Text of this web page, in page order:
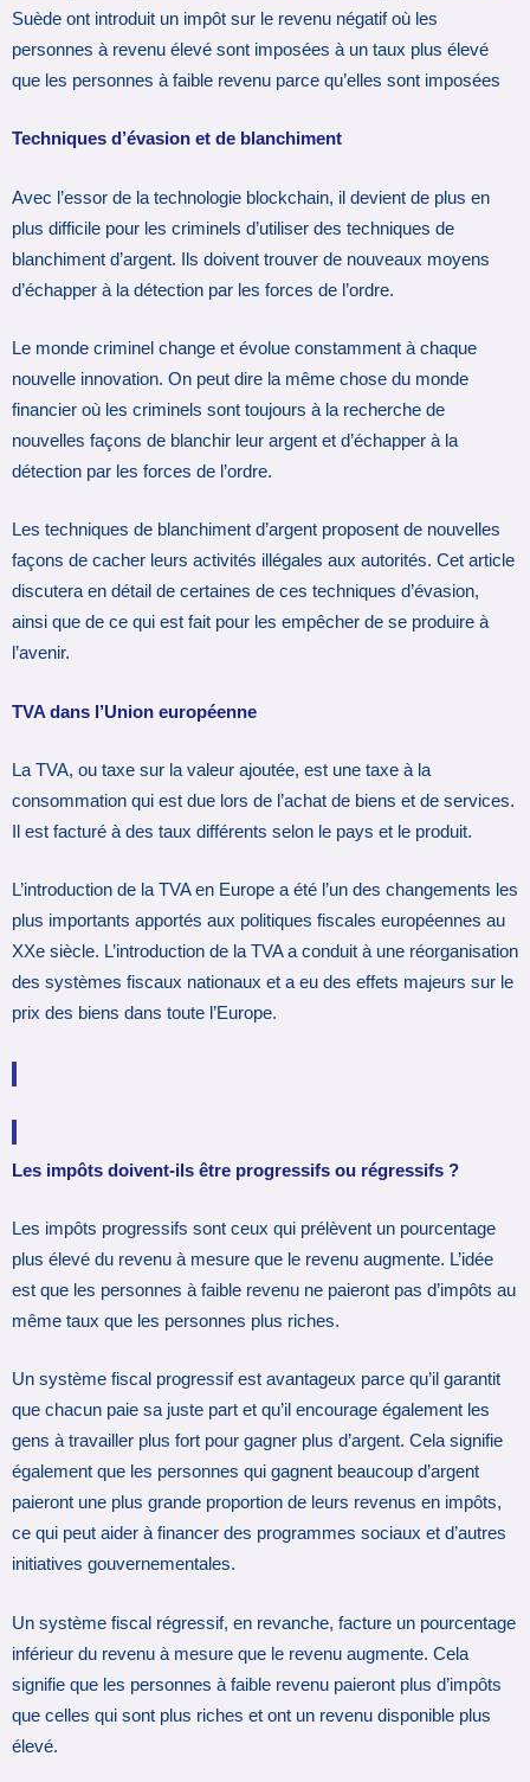
Suède ont introduit un impôt sur le revenu négatif où les
personnes à revenu élevé sont imposées à un taux plus élevé
que les personnes à faible revenu parce qu’elles sont imposées
Techniques d’évasion et de blanchiment
Avec l’essor de la technologie blockchain, il devient de plus en
plus difficile pour les criminels d’utiliser des techniques de
blanchiment d’argent. Ils doivent trouver de nouveaux moyens
d’échapper à la détection par les forces de l’ordre.
Le monde criminel change et évolue constamment à chaque
nouvelle innovation. On peut dire la même chose du monde
financier où les criminels sont toujours à la recherche de
nouvelles façons de blanchir leur argent et d’échapper à la
détection par les forces de l’ordre.
Les techniques de blanchiment d’argent proposent de nouvelles
façons de cacher leurs activités illégales aux autorités. Cet article
discutera en détail de certaines de ces techniques d’évasion,
ainsi que de ce qui est fait pour les empêcher de se produire à
l’avenir.
TVA dans l’Union européenne
La TVA, ou taxe sur la valeur ajoutée, est une taxe à la
consommation qui est due lors de l’achat de biens et de services.
Il est facturé à des taux différents selon le pays et le produit.
L’introduction de la TVA en Europe a été l’un des changements les
plus importants apportés aux politiques fiscales européennes au
XXe siècle. L’introduction de la TVA a conduit à une réorganisation
des systèmes fiscaux nationaux et a eu des effets majeurs sur le
prix des biens dans toute l’Europe.
Les impôts doivent-ils être progressifs ou régressifs ?
Les impôts progressifs sont ceux qui prélèvent un pourcentage
plus élevé du revenu à mesure que le revenu augmente. L’idée
est que les personnes à faible revenu ne paieront pas d’impôts au
même taux que les personnes plus riches.
Un système fiscal progressif est avantageux parce qu’il garantit
que chacun paie sa juste part et qu’il encourage également les
gens à travailler plus fort pour gagner plus d’argent. Cela signifie
également que les personnes qui gagnent beaucoup d’argent
paieront une plus grande proportion de leurs revenus en impôts,
ce qui peut aider à financer des programmes sociaux et d’autres
initiatives gouvernementales.
Un système fiscal régressif, en revanche, facture un pourcentage
inférieur du revenu à mesure que le revenu augmente. Cela
signifie que les personnes à faible revenu paieront plus d’impôts
que celles qui sont plus riches et ont un revenu disponible plus
élevé.